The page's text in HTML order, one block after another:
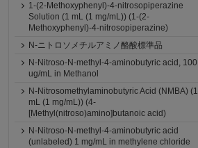
1-(2-Methoxyphenyl)-4-nitrosopiperazine
Solution (1 mL (1 mg/mL)) (1-(2-
Methoxyphenyl)-4-nitrosopiperazine)
N-ニトロソメチルアミノ酪酸標準品
N-Nitroso-N-methyl-4-aminobutyric acid, 100
ug/mL in Methanol
N-Nitrosomethylaminobutyric Acid (NMBA) (1
mL (1 mg/mL)) (4-
[Methyl(nitroso)amino]butanoic acid)
N-Nitroso-N-methyl-4-aminobutyric acid
(unlabeled) 1 mg/mL in methylene chloride